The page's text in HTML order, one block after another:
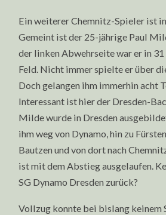
Ein weiterer Chemnitz-Spieler ist
Gemeint ist der 25-jährige Paul
der linken Abwehrseite war er in
Feld. Nicht immer spielte er über
Doch gelangen ihm immerhin acht
Interessant ist hier der Dresden-
Milde wurde in Dresden
ihm weg von Dynamo, hin zu
Bautzen und von dort nach
ist mit dem Abstieg ausgelaufen.
SG Dynamo Dresden zurück?
Vollzug konnte bei bislang keinem